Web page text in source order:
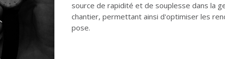
source de rapidité et de souplesse dans la
chantier, permettant ainsi d'optimiser les
pose.